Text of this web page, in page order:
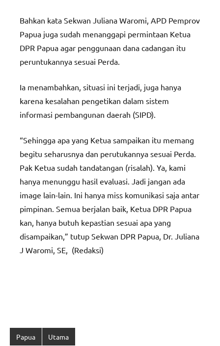
Bahkan kata Sekwan Juliana Waromi, APD Pemprov
Papua juga sudah menanggapi permintaan Ketua
DPR Papua agar penggunaan dana cadangan itu
peruntukannya sesuai Perda.
Ia menambahkan, situasi ini terjadi, juga hanya
karena kesalahan pengetikan dalam sistem
informasi pembangunan daerah (SIPD).
“Sehingga apa yang Ketua sampaikan itu memang
begitu seharusnya dan perutukannya sesuai Perda.
Pak Ketua sudah tandatangan (risalah). Ya, kami
hanya menunggu hasil evaluasi. Jadi jangan ada
image lain-lain. Ini hanya miss komunikasi saja antar
pimpinan. Semua berjalan baik, Ketua DPR Papua
kan, hanya butuh kepastian sesuai apa yang
disampaikan,” tutup Sekwan DPR Papua, Dr. Juliana
J Waromi, SE, (Redaksi)
Papua Utama